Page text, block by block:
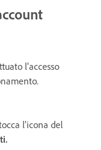
l'accesso
l'icona del
.